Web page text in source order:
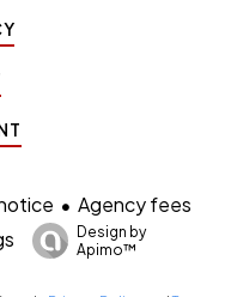
Agency fees
Design by
Apimo™